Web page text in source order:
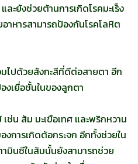
ะยังช่วยต้านการเกิดโรคมะเร็ง
าหารสามารถป้องกันโรคโลหิต
ไปด้วยสังกะสีที่ดีต่อสายตา อีก
งเยื่อชั้นในของลูกตา
ช่น ส้ม มะเขือเทศ และพริกหวาน
การเกิดต้อกระจก อีกทั้งช่วยใน
ามินซีในส้มนั้นยังสามารถช่วย